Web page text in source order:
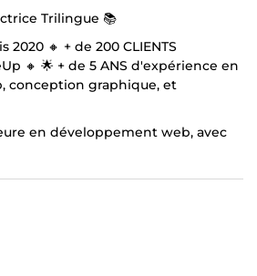
Trilingue 📚
2020 🔸 + de 200 CLIENTS
🔸 🌟 + de 5 ANS d'expérience en
conception graphique, et
en développement web, avec
créative.